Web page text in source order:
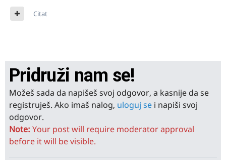
Citat
Pridruži nam se!
Možeš sada da napišeš svoj odgovor, a kasnije da se
registruješ. Ako imaš nalog, uloguj se i napiši svoj
odgovor.
Note: Your post will require moderator approval
before it will be visible.